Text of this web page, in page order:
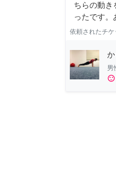
ちらの動き
ったです。
依頼されたチケ
男
sentiment_satisfied